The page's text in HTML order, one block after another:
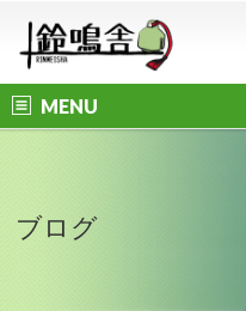
MENU
ブログ